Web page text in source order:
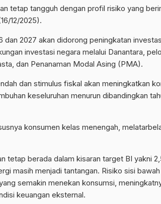
tetap tangguh dengan profil risiko yang
12/2025).
dan 2027 akan didorong peningkatan
investasi negara melalui Danantara,
dan Penanaman Modal Asing (PMA).
dan stimulus fiskal akan meningkatkan
keseluruhan menurun dibandingkan
konsumen kelas menengah,
tetap berada dalam kisaran target BI yakni
masih menjadi tantangan. Risiko sisi
semakin menekan konsumsi,
keuangan eksternal.